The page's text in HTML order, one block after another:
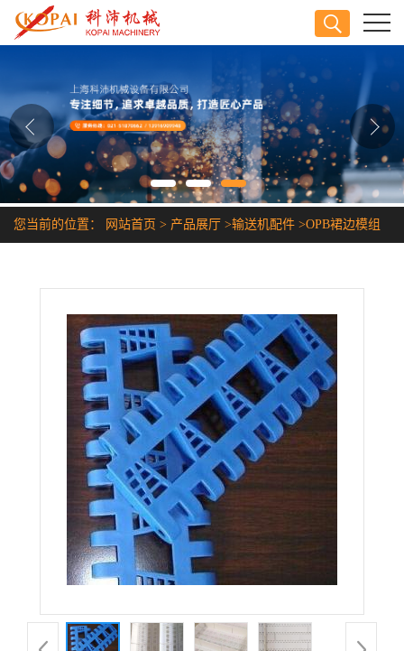
公司介绍
公司动态
产品展厅
证书荣誉
您当前的位置： 网站首页 > 产品展厅 >输送机配件 >OPB裙边模组